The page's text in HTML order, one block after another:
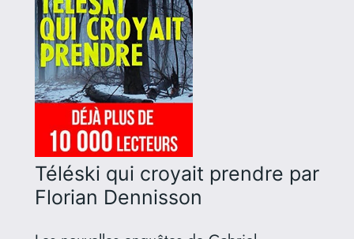
Téléski qui croyait prendre par
Florian Dennisson